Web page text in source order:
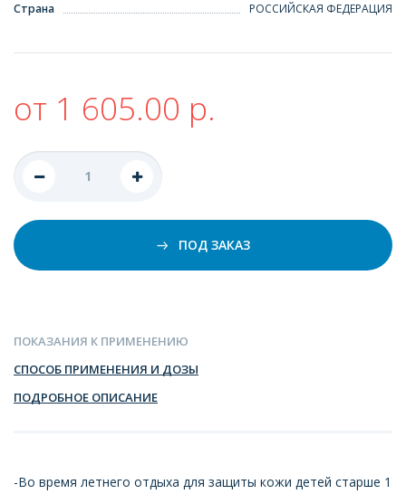
Страна
РОССИЙСКАЯ ФЕДЕРАЦИЯ
от 1 605.00 р.
ПОД ЗАКАЗ
ПОКАЗАНИЯ К ПРИМЕНЕНИЮ
СПОСОБ ПРИМЕНЕНИЯ И ДОЗЫ
ПОДРОБНОЕ ОПИСАНИЕ
-Во время летнего отдыха для защиты кожи детей старше 1